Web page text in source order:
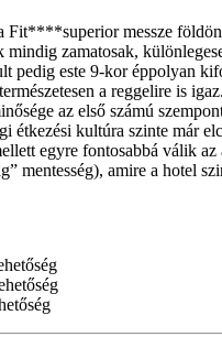
Fit****superior messze
zamatosak,
pedig este 9-kor éppolyan
a reggelire is
az első számú
étkezési kultúra szinte már
egyre fontosabbá válik
mentesség), amire a hotel